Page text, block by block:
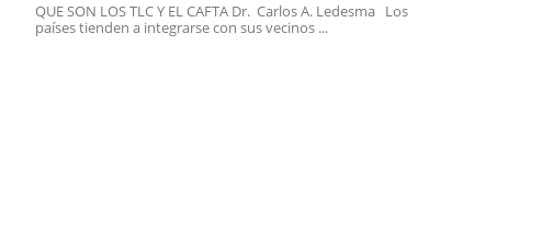
QUE SON LOS TLC Y EL CAFTA Dr. Carlos A. Ledesma Los
países tienden a integrarse con sus vecinos ...